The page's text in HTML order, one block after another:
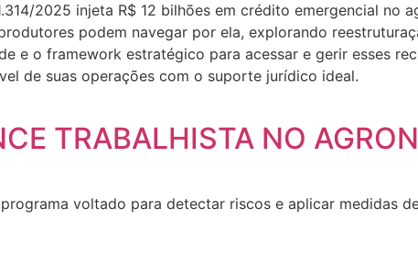
2025 injeta R$ 12 bilhões em crédito emergencial no
podem navegar por ela, explorando
e o framework estratégico para acessar e gerir esses
de suas operações com o suporte jurídico ideal.
TRABALHISTA NO
voltado para detectar riscos e aplicar medidas